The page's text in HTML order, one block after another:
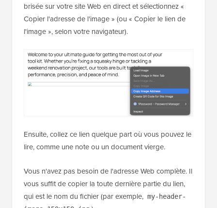
brisée sur votre site Web en direct et sélectionnez «
Copier l'adresse de l'image » (ou « Copier le lien de
l'image », selon votre navigateur).
Ensuite, collez ce lien quelque part où vous pouvez le
lire, comme une note ou un document vierge.
Vous n'avez pas besoin de l'adresse Web complète. Il
vous suffit de copier la toute dernière partie du lien,
qui est le nom du fichier (par exemple, my-header-